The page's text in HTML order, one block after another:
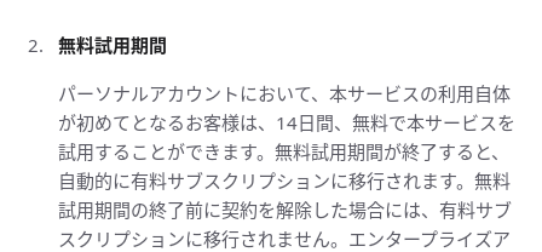
無料試用期間
パーソナルアカウントにおいて、本サービスの利用自体
が初めてとなるお客様は、14日間、無料で本サービスを
試用することができます。無料試用期間が終了すると、
自動的に有料サブスクリプションに移行されます。無料
試用期間の終了前に契約を解除した場合には、有料サブ
スクリプションに移行されません。エンタープライズア